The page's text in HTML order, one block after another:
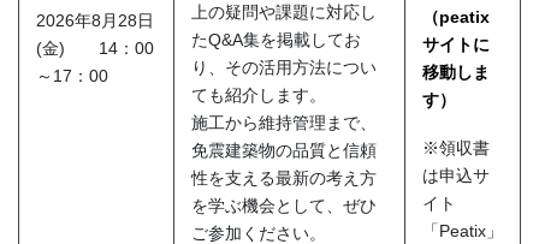
2026年8月28日
(金) 14：00
～17：00
上の疑問や課題に対応し
たQ&A集を掲載してお
り、その活用方法につい
ても紹介します。
施工から維持管理まで、
免震建築物の品質と信頼
性を支える最新の考え方
を学ぶ機会として、ぜひ
ご参加ください。
（peatix
サイトに
移動しま
す）
※領収書
は申込サ
イト
「Peatix」